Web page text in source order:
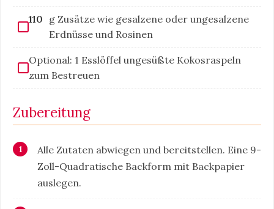
110 g Zusätze wie gesalzene oder ungesalzene
Erdnüsse und Rosinen
Optional: 1 Esslöffel ungesüßte Kokosraspeln
zum Bestreuen
Zubereitung
Alle Zutaten abwiegen und bereitstellen. Eine 9-
Zoll-Quadratische Backform mit Backpapier
auslegen.